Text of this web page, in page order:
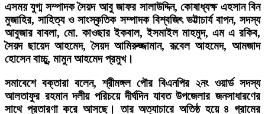
এসময় যুগ্ম সম্পাদক সৈয়দ আবু জাফর সালাউদ্দিন, কোষাধ্যক্ষ এহসান বিন
মুজাহির, সাহিত্য ও সাংস্কৃতিক সম্পাদক বিশ্বজিৎ ভট্টাচার্য বাপন, সদস্য
আবুজার বাবলা, মো. কাওছার ইকবাল, ইসমাইল মাহমুদ, এম এ রকিব,
সৈয়দ ছায়েদ আহমেদ, সৈয়দ আমিরুজ্জামান, রূবেল আহমেদ, আমজাদ
হোসেন বাচ্চু, মামুন আহমেদ প্রমুখ।
সমাবেশে বক্তারা বলেন, শ্রীমঙ্গল পৌর বিএনপির ২নং ওয়ার্ড সদস্য
আলতাফুর রহমান দলীয় পরিচয়ে দীর্ঘদিন যাবত উপজেলার জনসাধারণের
সাথে প্রতারণা করে আসছে। তার অত্যাচারে অতিষ্ঠ হয়ে ৪ গ্রামের